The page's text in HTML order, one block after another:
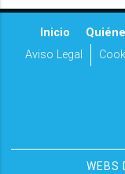
Inicio
Aviso Legal
WEBS